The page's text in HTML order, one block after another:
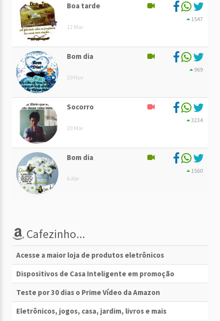
Boa tarde
12 Mai
1547
Bom dia
29 Nov
969
Socorro
20 Mai
3234
Bom dia
6 Abr
1560
Cafezinho...
Acesse a maior loja de produtos eletrônicos
Dispositivos de Casa Inteligente em promoção
Teste por 30 dias o Prime Vídeo da Amazon
Eletrônicos, jogos, casa, jardim, livros e mais